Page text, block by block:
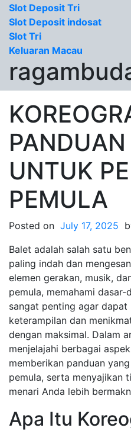
Slot Deposit Tri
Slot Deposit indosat
Slot Tri
Keluaran Macau
UNTUK
PEMULA
Posted on July 17, 2025
Balet adalah salah satu
paling indah dan
elemen gerakan, musik,
pemula, memahami
sangat penting agar dapat
keterampilan dan
dengan maksimal. Dalam
menjelajahi berbagai
memberikan panduan
pemula, serta menyajikan
menari Anda lebih
Apa Itu